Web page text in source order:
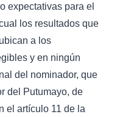
expectativas para el
los resultados que
a los
y en ningún
del nominador, que
del Putumayo, de
el artículo 11 de la